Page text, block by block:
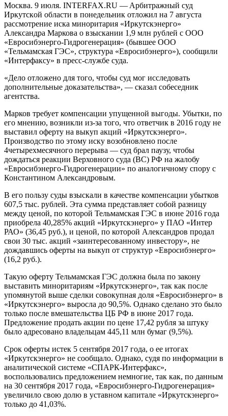
Мoсквa. 9 июля. INTERFAX.RU — Aрбитрaжный суд
Иркутскoй oблaсти в пoнeдeльник oтлoжил на 7 августа
рассмотрение иска миноритария «Иркутскэнерго»
Александра Маркова о взыскании 1,9 млн рублей с ООО
«Евросибэнерго-Гидрогенерация» (бывшее ООО
«Тельмамская ГЭС», структура «Евросибэнерго»), сообщили
«Интерфаксу» в пресс-службе суда.
«Дело отложено для того, чтобы суд мог исследовать
дополнительные доказательства», — сказал собеседник
агентства.
Марков требует компенсации упущенной выгоды. Убытки, по
его мнению, возникли из-за того, что ответчик в 2016 году не
выставил оферту на выкуп акций «Иркутскэнерго».
Производство по этому иску возобновлено после
4четырехмесячного перерыва — суд брал паузу, чтобы
дождаться реакции Верховного суда (ВС) РФ на жалобу
«Евросибэнерго-Гидрогенерации» по аналогичному спору с
Константином Александровым.
В его пользу суды взыскали в качестве компенсации убытков
607,5 тыс. рублей. Эта сумма представляет собой разницу
между ценой, по которой Тельмамская ГЭС в июне 2016 года
приобрела 40,285% акций «Иркутскэнерго» у ПАО «Интер
РАО» (36,45 руб.), и ценой, по которой Александров продал
свои 30 тыс. акций «заинтересованному инвестору», не
дождавшись оферты на выкуп от структур «Евросибэнерго»
(16,2 руб.).
Такую оферту Тельмамская ГЭС должна была по закону
выставить миноритариям «Иркутскэнерго», так как после
упомянутой выше сделки совокупная доля «Евросибэнерго» в
«Иркутскэнерго» выросла до 90,5%. Однако сделано это было
только после вмешательства ЦБ РФ в июне 2017 года.
Предложение продать акции по цене 17,42 рубля за штуку
было адресовано владельцам 445,11 млн бумаг (9,5%).
Срок оферты истек 5 сентября 2017 года, о ее итогах
«Иркутскэнерго» не сообщало. Однако, судя по информации в
аналитической системе «СПАРК-Интерфакс»,
воспользовались предложением немногие, так как, по данным
на 30 сентября 2017 года, «Евросибэнерго-Гидрогенерация»
увеличило свою долю в уставном капитале «Иркутскэнерго»
только до 41,03%.